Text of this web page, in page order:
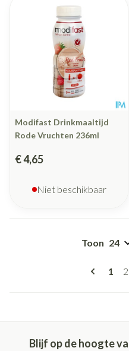
Modifast Drinkmaaltijd
Rode Vruchten 236ml
€ 4,65
Niet beschikbaar
U
1 2
Toon
Blijf op de hoogte